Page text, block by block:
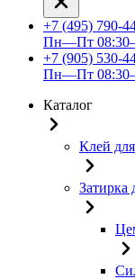
+7 (495) 790-
Пн—Пт
+7 (905) 530-
Пн—Пт
Каталог
Клей
Затирка